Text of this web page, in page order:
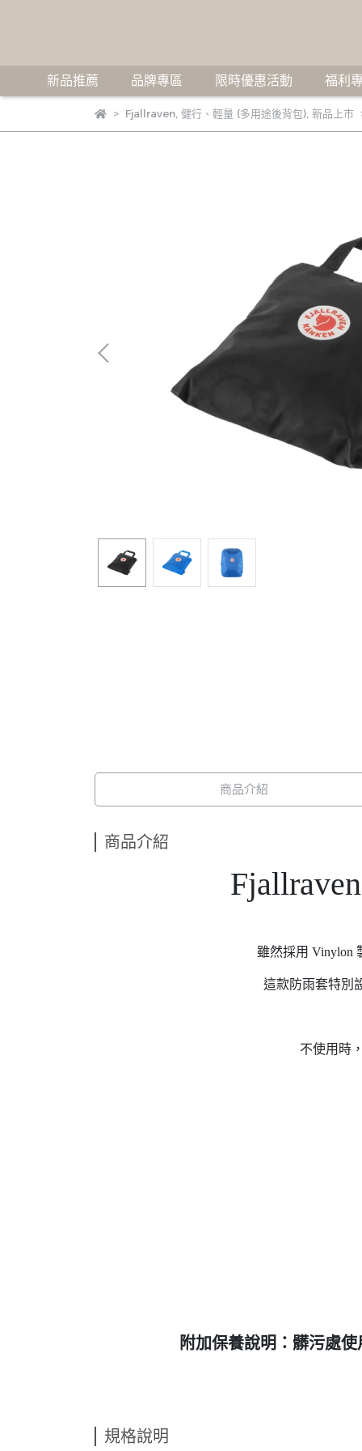
新品推薦 品牌專區 限時優惠活動 福利
Fjallraven, 健行、輕量 (多用途後背包), 新品上市
商品介紹
商品介紹
雖然採用 Vinylon
這款防雨套特別
不使用時
附加保養說明：髒污處
規格說明